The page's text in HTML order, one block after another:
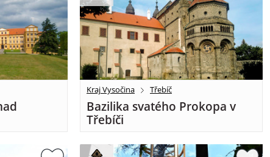
Kraj Vysočina Třebíč
Bazilika svatého Prokopa v
Třebíči